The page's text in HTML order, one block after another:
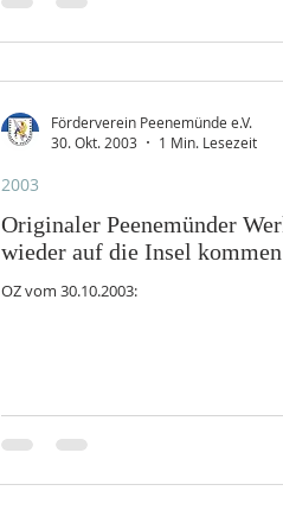
Originaler Peenemünder
wieder auf die Insel kommen
OZ vom 30.10.2003:
2003
Förderverein Peenemünde e.V.
30. Okt. 2003
1 Min. Lesezeit